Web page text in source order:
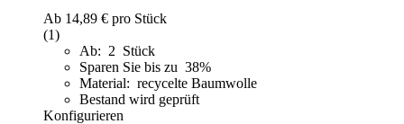
Ab 14,89 € pro Stück
(1)
Ab: 2 Stück
Sparen Sie bis zu 38%
Material: recycelte Baumwolle
Bestand wird geprüft
Konfigurieren